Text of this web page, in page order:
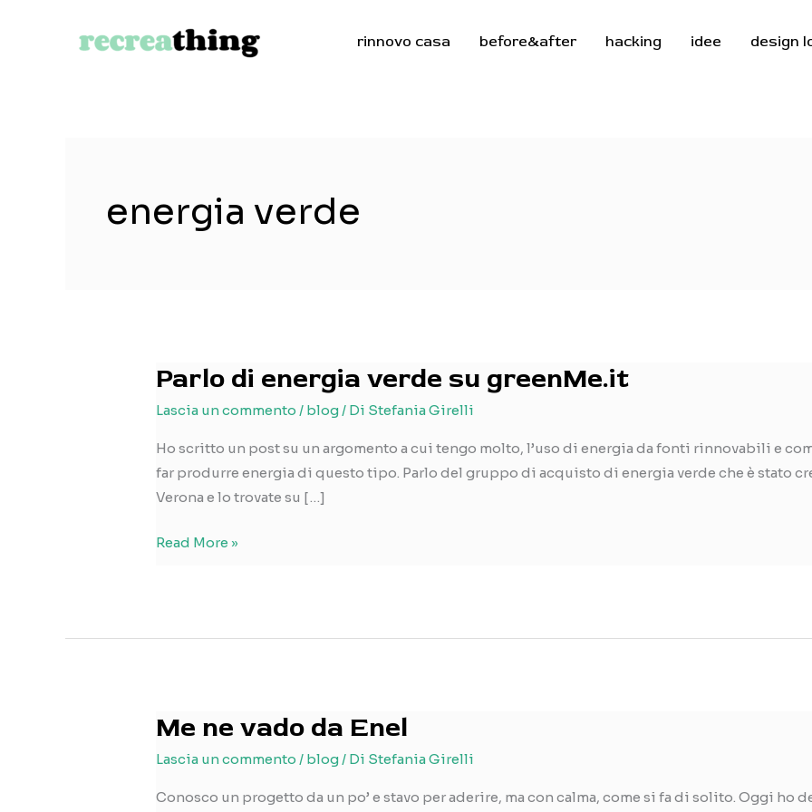
rinnovo casa before&after hacking idee design
energia verde
Parlo di energia verde su greenMe.it
Lascia un commento / blog/ Di Stefania Girelli
Ho scritto un post su un argomento a cui tengo molto, l’uso di energia da fonti rinnovabili e
far produrre energia di questo tipo. Parlo del gruppo di acquisto di energia verde che è stato
Verona e lo trovate su […]
Parlo
su
Read More »
Me ne vado da Enel
Lascia un commento / blog / Di Stefania Girelli
Conosco un progetto da un po’ e stavo per aderire, ma con calma, come si fa di solito. Oggi ho